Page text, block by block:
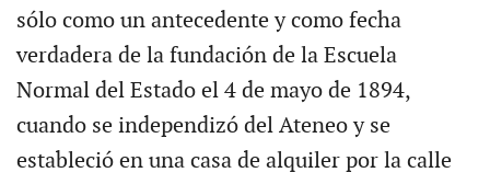
sólo como un antecedente y como fecha
verdadera de la fundación de la Escuela
Normal del Estado el 4 de mayo de 1894,
cuando se independizó del Ateneo y se
estableció en una casa de alquiler por la calle